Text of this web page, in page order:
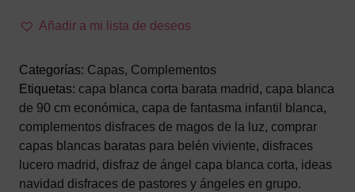
90
–
Accesorio
Corto
Disfraz
de
Ángel,
Añadir a mi lista de deseos
Categorías: Capas, Complementos
Etiquetas: capa blanca corta barata madrid , capa blanca
de 90 cm económica, capa de fantasma infantil blanca,
complementos disfraces de magos de la luz, comprar
capas blancas baratas para belén viviente, disfraces
lucero madrid , disfraz de ángel capa blanca corta, ideas
navidad disfraces de pastores y ángeles en grupo.